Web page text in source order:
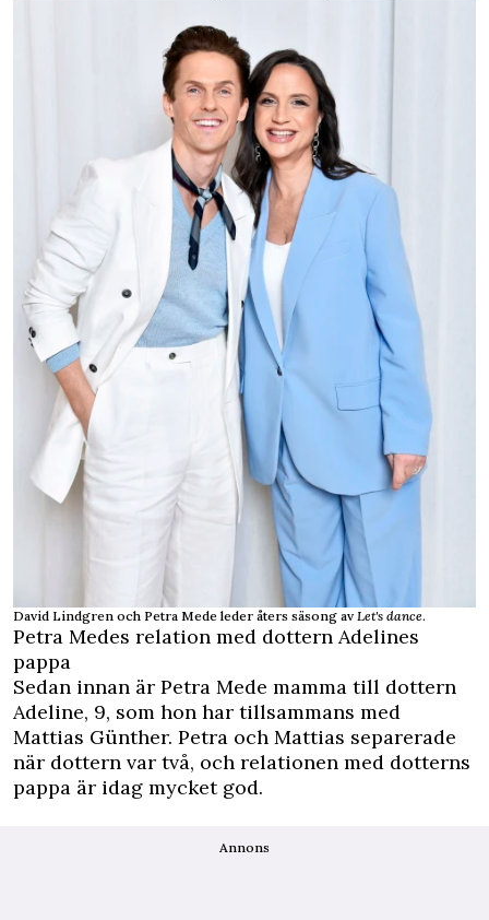
David Lindgren och Petra Mede leder åters säsong av Let's dance.
Petra Medes relation med dottern Adelines
pappa
Sedan innan är Petra Mede mamma till dottern
Adeline, 9, som hon har tillsammans med
Mattias Günther. Petra och Mattias separerade
när dottern var två, och relationen med dotterns
pappa är idag mycket god.
Annons